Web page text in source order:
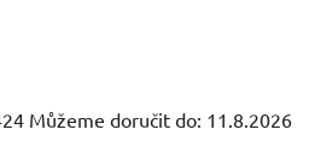
Můžeme doručit do: 11.8.2026